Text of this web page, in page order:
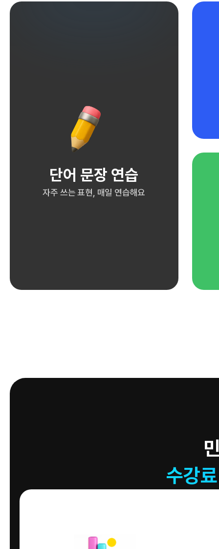
단어 문장 연습
자주 쓰는 표현, 매일 연습해요
수강